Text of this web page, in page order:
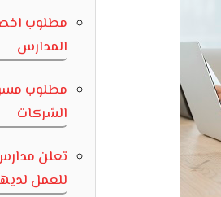
مطلوب
المدارس
مطلوب
الشركات
تعلن
للعمل